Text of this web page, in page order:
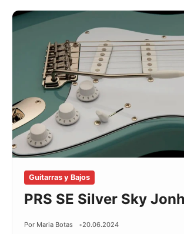
Guitarras y Bajos
PRS SE Silver Sky
Por Maria Botas 20.06.2024